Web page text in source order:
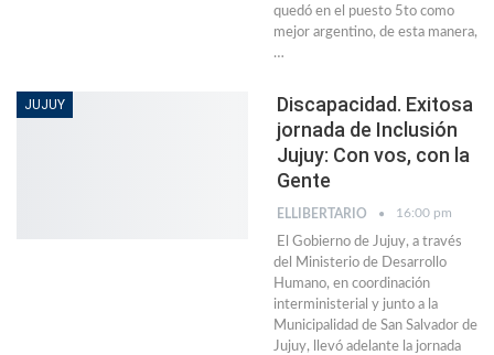
quedó en el puesto 5to como
mejor argentino, de esta manera,
…
JUJUY
Discapacidad. Exitosa
jornada de Inclusión
Jujuy: Con vos, con la
Gente
ELLIBERTARIO 16:00 pm
El Gobierno de Jujuy, a través
del Ministerio de Desarrollo
Humano, en coordinación
interministerial y junto a la
Municipalidad de San Salvador de
Jujuy, llevó adelante la jornada